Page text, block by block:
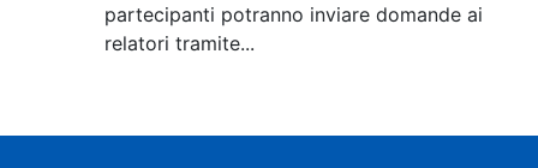
partecipanti potranno inviare domande ai
relatori tramite...